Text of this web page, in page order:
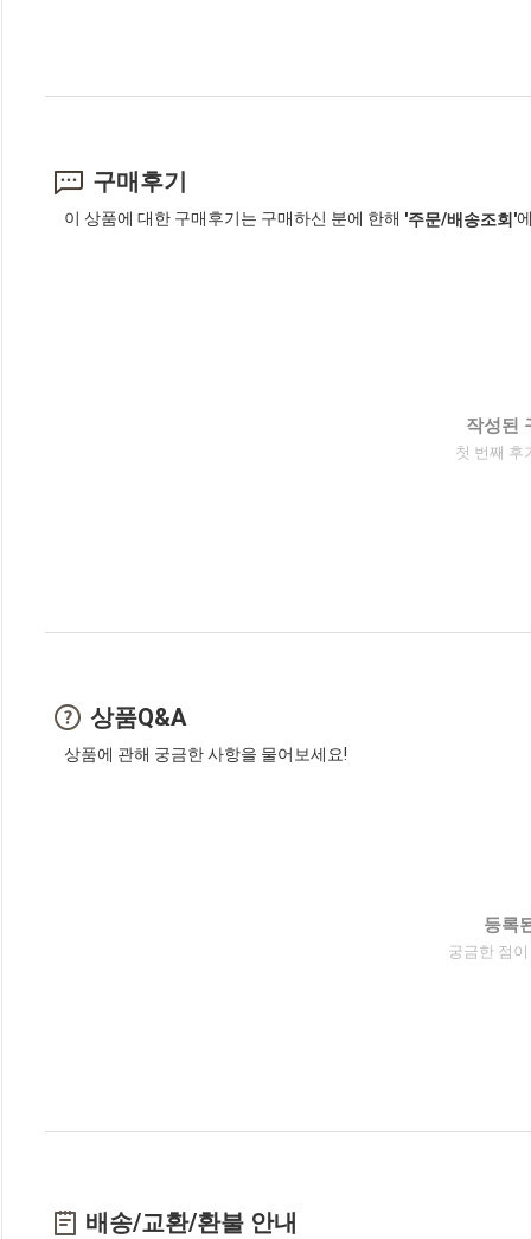
구매후기
이 상품에 대한 구매후기는 구매하신 분에 한해 '주문/배송조회'
작성된
첫 번째 후
상품Q&A
상품에 관해 궁금한 사항을 물어보세요!
등록
궁금한 점
배송/교환/환불 안내